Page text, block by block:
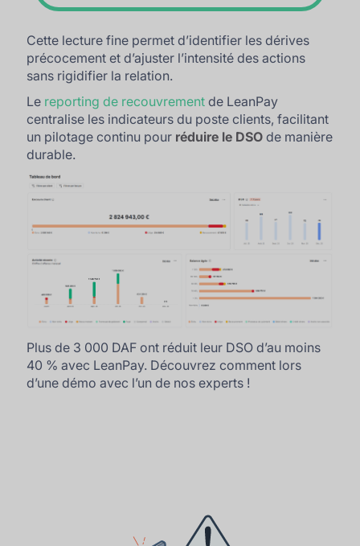
Cette lecture fine permet d’identifier les dérives
précocement et d’ajuster l’intensité des actions
sans rigidifier la relation.
Le reporting de recouvrement de LeanPay
centralise les indicateurs du poste clients, facilitant
un pilotage continu pour réduire le DSO de manière
durable.
Plus de 3 000 DAF ont réduit leur DSO d’au moins
40 % avec LeanPay. Découvrez comment lors
d’une démo avec l’un de nos experts !